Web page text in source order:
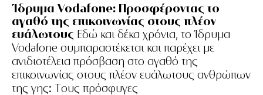
Ίδρυμα Vodafone: Προσφέροντας το
αγαθό της επικοινωνίας στους πλέον
ευάλωτους Εδώ και δέκα χρόνια, το Ίδρυμα
Vodafone συμπαραστέκεται και παρέχει με
ανιδιοτέλεια πρόσβαση στο αγαθό της
επικοινωνίας στους πλέον ευάλωτους ανθρώπων
της γης: Tους πρόσφυγες